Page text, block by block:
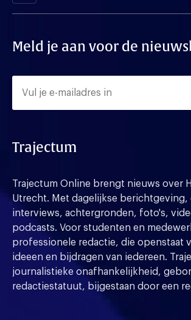
Meld je aan voor de
Trajectum
Trajectum Online brengt nieuws over
Utrecht. Met dagelijkse berichtgeving,
interviews, achtergronden, foto's,
podcasts. Voor studenten en
professionele redactie, die openstaat
ideeen en bijdragen van iedereen.
journalistieke onafhankelijkheid,
redactiestatuut, bijgestaan door een